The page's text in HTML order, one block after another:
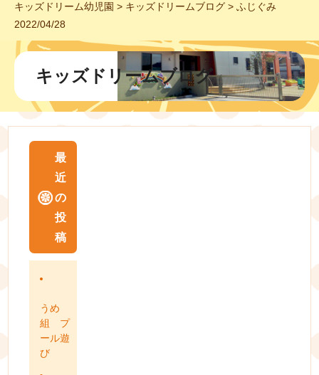
キッズドリーム幼児園 > キッズドリームブログ > ふじぐみ
2022/04/28
キッズドリームブログ
最
近
の
投
稿
うめ
組 プ
ール遊
び